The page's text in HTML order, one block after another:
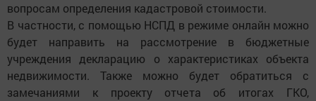
вопросам определения кадастровой стоимости.
В частности, с помощью НСПД в режиме онлайн можно
будет направить на рассмотрение в бюджетные
учреждения декларацию о характеристиках объекта
недвижимости. Также можно будет обратиться с
замечаниями к проекту отчета об итогах ГКО,